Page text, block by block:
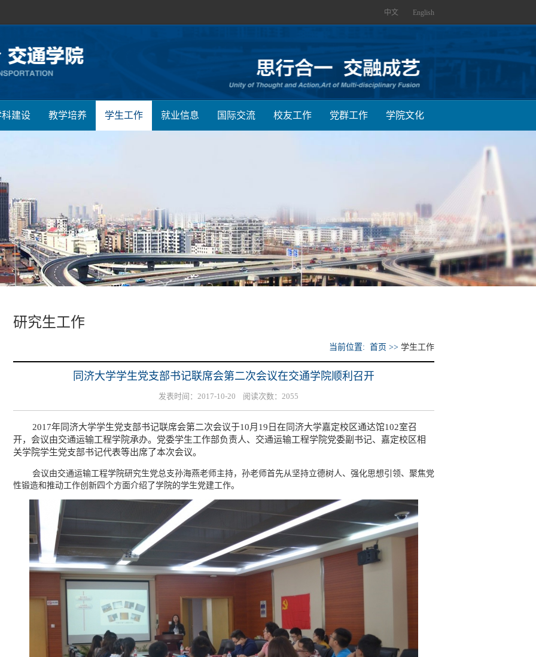
中文 English
科建设 教学培养 学生工作 就业信息 国际交流 校友工作 党群工作 学院文化
研究生工作
当前位置: 首页 >> 学生工作
同济大学学生党支部书记联席会第二次会议在交通学院顺利召开
发表时间：2017-10-20 阅读次数： 2055
2017年同济大学学生党支部书记联席会第二次会议于10月19日在同济大学嘉定校区通达馆102室召
开，会议由交通运输工程学院承办。党委学生工作部负责人、交通运输工程学院党委副书记、嘉定校区相
关学院学生党支部书记代表等出席了本次会议。
会议由交通运输工程学院研究生党总支孙海燕老师主持，孙老师首先从坚持立德树人、强化思想引领、聚焦党
性锻造和推动工作创新四个方面介绍了学院的学生党建工作。